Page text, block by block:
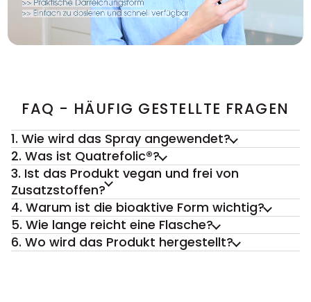
FAQ - HÄUFIG GESTELLTE FRAGEN
1. Wie wird das Spray angewendet?
2. Was ist Quatrefolic®?
3. Ist das Produkt vegan und frei von
Zusatzstoffen?
4. Warum ist die bioaktive Form wichtig?
5. Wie lange reicht eine Flasche?
6. Wo wird das Produkt hergestellt?